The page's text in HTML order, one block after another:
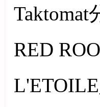
Taktomat
RED